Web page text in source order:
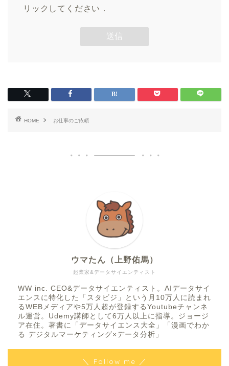
リックしてください．
HOME お仕事のご依頼
起業家&データサイエンティスト
ウマたん（上野佑馬）
WW inc. CEO&データサイエンティスト。AIデータサイ
エンスに特化した「スタビジ」という月10万人に読まれ
るWEBメディアや5万人超が登録するYoutubeチャンネ
ル運営。Udemy講師として6万人以上に指導。ジョージ
ア在住。著書に「データサイエンス大全」「漫画でわか
る デジタルマーケティング×データ分析」
＼ Follow me ／